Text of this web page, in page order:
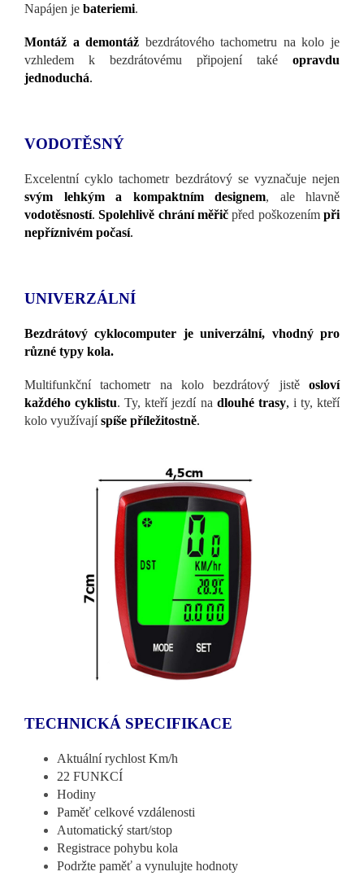
Napájen je bateriemi.
Montáž a demontáž bezdrátového tachometru na kolo je
vzhledem k bezdrátovému připojení také opravdu
jednoduchá.
VODOTĚSNÝ
Excelentní cyklo tachometr bezdrátový se vyznačuje nejen
svým lehkým a kompaktním designem, ale hlavně
vodotěsností.Spolehlivě chrání měřič před poškozenímpři
nepříznivém počasí.
UNIVERZÁLNÍ
Bezdrátový cyklocomputer je univerzální, vhodný pro
různé typy kola.
Multifunkční tachometr na kolo bezdrátový jistě osloví
každého cyklistu. Ty, kteří jezdí na dlouhé trasy, i ty, kteří
kolo využívajíspíše příležitostně.
TECHNICKÁ SPECIFIKACE
Aktuální rychlost Km/h
22 FUNKCÍ
Hodiny
Paměť celkové vzdálenosti
Automatický start/stop
Registrace pohybu kola
Podržte paměť a vynulujte hodnoty